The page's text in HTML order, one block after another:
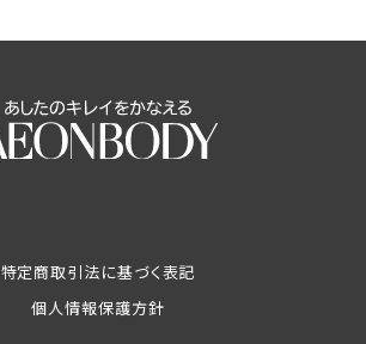
特定商取引法に基づく表記
個人情報保護方針